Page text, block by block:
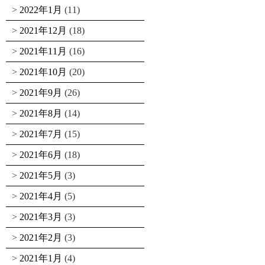
2022年1月 (11)
2021年12月 (18)
2021年11月 (16)
2021年10月 (20)
2021年9月 (26)
2021年8月 (14)
2021年7月 (15)
2021年6月 (18)
2021年5月 (3)
2021年4月 (5)
2021年3月 (3)
2021年2月 (3)
2021年1月 (4)